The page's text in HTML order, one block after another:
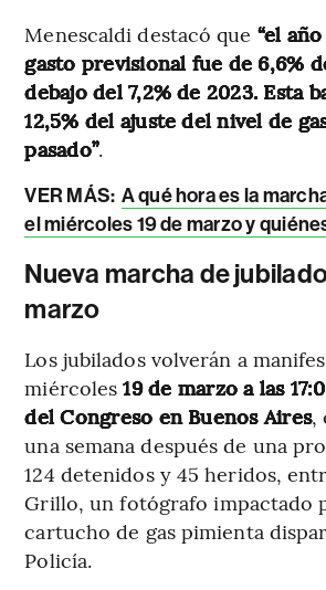
Menescaldi destacó que “el
gasto previsional fue de 6,6%
debajo del 7,2% de 2023. Esta
12,5% del ajuste del nivel de
pasado”.
VER MÁS: A qué hora es la
el miércoles 19 de marzo y
Nueva marcha de
marzo
Los jubilados volverán a
miércoles19 de marzo a las
del Congreso en Buenos Aires,
una semana después de una
124 detenidos y 45 heridos,
Grillo, un fotógrafo impactado
cartucho de gas pimienta
Policía.